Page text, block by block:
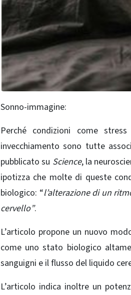
Sonno-immagine:
Perché condizioni come
invecchiamento sono tutte
pubblicato su Science, la
ipotizza che molte di queste
biologico: “l’alterazione di un
cervello”.
L’articolo propone un nuovo
come uno stato biologico
sanguigni e il flusso del liquido
L’articolo indica inoltre un